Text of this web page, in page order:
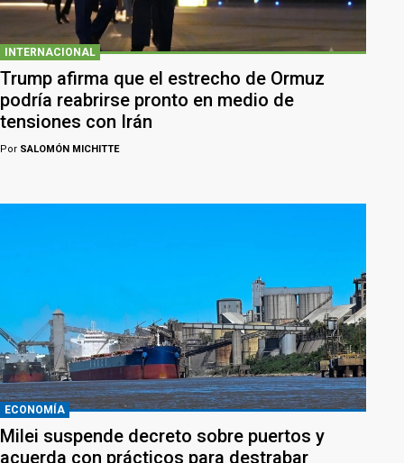
INTERNACIONAL
Trump afirma que el estrecho de Ormuz
podría reabrirse pronto en medio de
tensiones con Irán
Por SALOMÓN MICHITTE
ECONOMÍA
Milei suspende decreto sobre puertos y
acuerda con prácticos para destrabar